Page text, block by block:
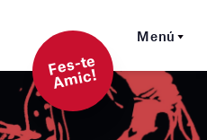
Menú
F
es-t
e
A
mi
c!